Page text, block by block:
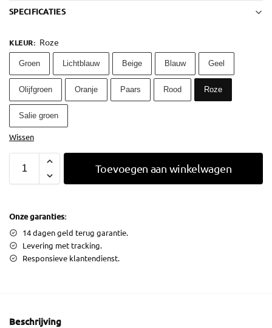
SPECIFICATIES
KLEUR: Roze
Groen Lichtblauw Beige Blauw Geel
Olijfgroen Oranje Paars Rood Roze
Salie groen
Wissen
Toevoegen aan winkelwagen
Onze garanties:
14 dagen geld terug garantie.
Levering met tracking.
Responsieve klantendienst.
Beschrijving